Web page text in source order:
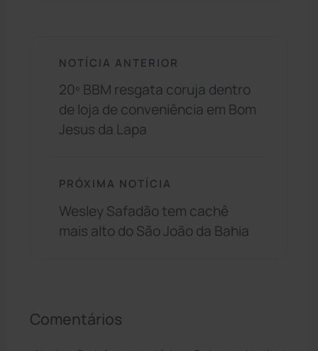
NOTÍCIA ANTERIOR
20º BBM resgata coruja dentro
de loja de conveniência em Bom
Jesus da Lapa
PRÓXIMA NOTÍCIA
Wesley Safadão tem cachê
mais alto do São João da Bahia
Comentários